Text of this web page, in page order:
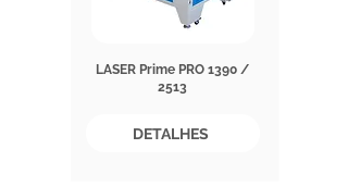
LASER Prime PRO 1390 /
2513
DETALHES